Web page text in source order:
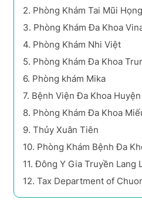
2. Phòng Khám Tai Mũi
3. Phòng Khám Đa Khoa
4. Phòng Khám Nhi Việt
5. Phòng Khám Đa Khoa
6. Phòng khám Mika
7. Bệnh Viện Đa Khoa
8. Phòng Khám Đa Khoa
9. Thủy Xuân Tiên
10. Phòng Khám Bệnh Đa
11. Đông Y Gia Truyền Lang
12. Tax Department of